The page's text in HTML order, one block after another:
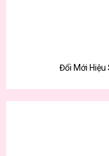
Đổi Mới Hiệu